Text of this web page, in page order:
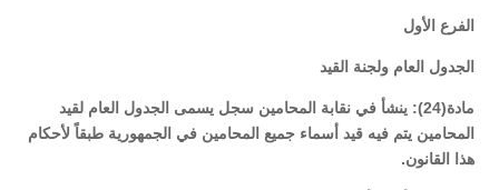
الفرع الأول
الجدول العام ولجنة القيد
مادة(24): ينشأ في نقابة المحامين سجل يسمى الجدول العام لقيد
المحامين يتم فيه قيد أسماء جميع المحامين في الجمهورية طبقاً لأحكام
هذا القانون.